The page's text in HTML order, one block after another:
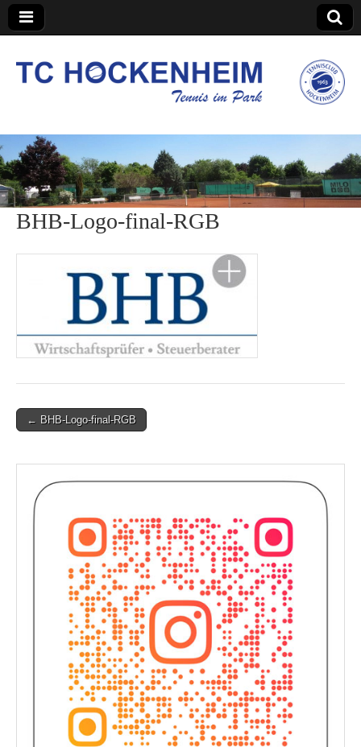
TC Hockenheim
BHB-Logo-final-RGB
Post← BHB-Logo-final-RGB